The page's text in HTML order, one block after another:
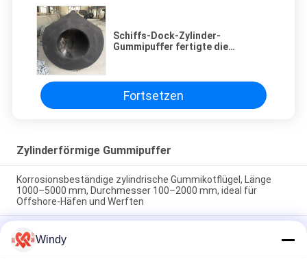
Schiffs-Dock-Zylinder-
Gummipuffer fertigte die
Fortsetzen
Zylinderförmige Gummipuffer
Korrosionsbeständige zylindrische Gummikotflügel, Länge
1000–5000 mm, Durchmesser 100–2000 mm, ideal für
Offshore-Häfen und Werften
Zylindrischer Gummifender mit Zugfestigkeit von 10–30 MPa
und hoher Energieabsorption, der das Anlegen von Schiffen
und den Aufprallschutz von Schiffen gewährleistet
Windy